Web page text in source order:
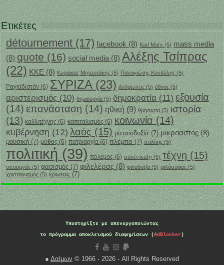
Ετικέτες
détournement(17) facebook(8) Karl Marx (5) mass media
(8) quote(16) social media (8) Αλέξης Τσίπρας
(22) ΚΚΕ(8) Κυριάκος Μητσοτάκης (5) Παναγιώτης Κονδύλης (5)
Ραγιαδιστάν (6) ΣΥΡΙΖΑ(23) άνθρωπος(5) έθνος (5)
αριστερισμός(10) δημιουργία(5) δημοκρατία(11) εξουσία
(14)επανάσταση(14) ηθική(9) θρησκεία(5) ιστορία
(13) καλλιτέχνης(6) καπιταλισμός(6) κοινωνία (14)
κυβέρνηση (12) λαός(15) ματαιοδοξία(7) μικροαστός (8)
μουσική (7) μύθος (6) πατριαρχία (6) πλέμπα (7) πολίτης (5)
πολιτική(39) πόλεμος(6) συνέντευξη (5) τέχνη(15)
υπουργός (5) φασισμός (7) φιλελέρας (8) φιλοδοξία (5) φιλόσοφος (5)
χριστιανισμός (5) ‎έρωτας (7)
Υποστηρίξτε με απενεργοποιώντας
το πρόγραμμα αποκλεισμού διαφημίσεων (AdBlocker)
● Δαίμων © 1966 - 2026 - All Rights Reserved